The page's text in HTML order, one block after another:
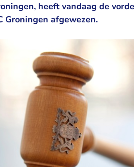
heeft vandaag de
Groningen afgewezen.